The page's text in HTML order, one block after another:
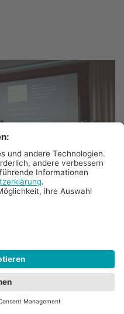
mit der
Henriette Kretz
dem 7. Mai, durfte
unseres Gymnasiums